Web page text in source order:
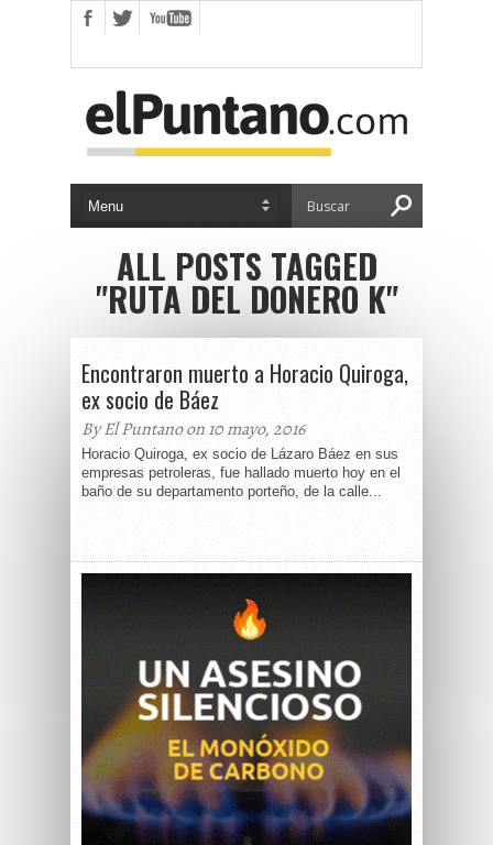
ALL POSTS TAGGED
"RUTA DEL DONERO K"
Encontraron muerto a Horacio Quiroga,
ex socio de Báez
By El Puntano on 10 mayo, 2016
Horacio Quiroga, ex socio de Lázaro Báez en sus
empresas petroleras, fue hallado muerto hoy en el
baño de su departamento porteño, de la calle...